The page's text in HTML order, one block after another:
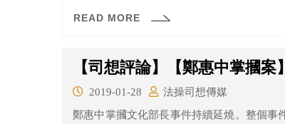
READ MORE
【司想評論】【鄭惠中掌摑
2019-01-28
法操司想傳媒
鄭惠中掌摑文化部長事件持續延燒。整個事